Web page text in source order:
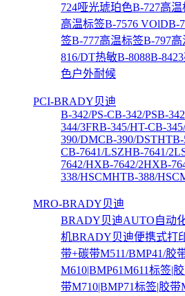
724哑光琥珀色B-727高温
高温标签B-7576 VOlDB-
签B-777高温标签B-797
816/DT热敏B-8088B-
色户外耐候
PCI-BRADY贝迪
B-342/PS-CB-342/PSB-
344/3FRB-345/HT-CB-
390/DMCB-390/DSTHT
CB-7641/LSZHB-7641/
7642/HXB-7642/2HXB-
338/HSCMHTB-388/
MRO-BRADY贝迪
BRADY贝迪AUTO自动
机BRADY贝迪便携式打
带+碳带M511/BMP41/胶
M610|BMP61M611标签|
带M710|BMP71标签|胶带